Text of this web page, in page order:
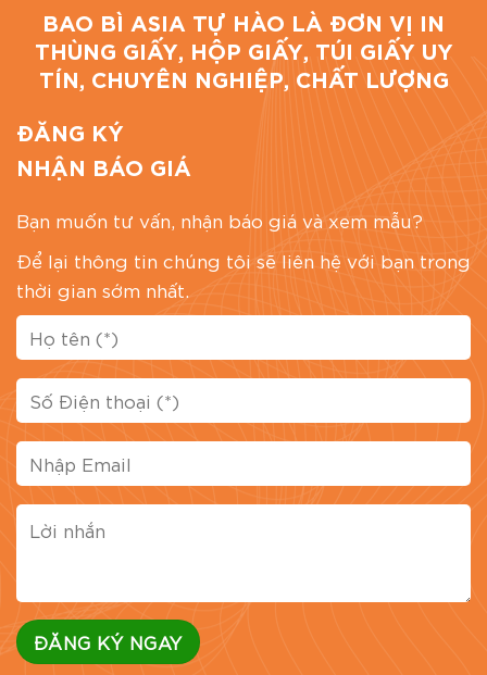
BAO BÌ ASIA TỰ HÀO LÀ ĐƠN VỊ IN
THÙNG GIẤY, HỘP GIẤY, TÚI GIẤY UY
TÍN, CHUYÊN NGHIỆP, CHẤT LƯỢNG
ĐĂNG KÝ
NHẬN BÁO GIÁ
Bạn muốn tư vấn, nhận báo giá và xem mẫu?
Để lại thông tin chúng tôi sẽ liên hệ với bạn trong
thời gian sớm nhất.